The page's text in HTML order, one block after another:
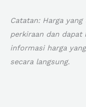
Catatan: Harga
perkiraan dan dapat
informasi harga
secara langsung.